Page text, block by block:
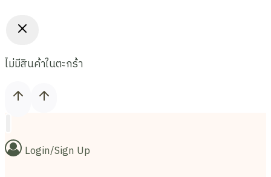
ไม่มีสินค้าในตะกร้า
Login/Sign Up